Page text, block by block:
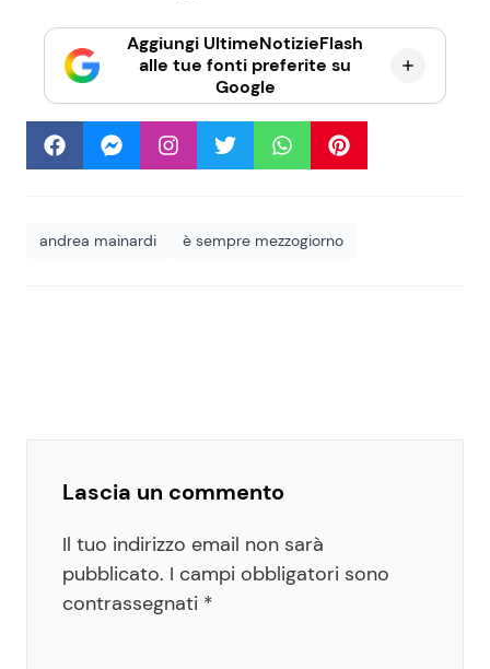
Aggiungi UltimeNotizieFlash
alle tue fonti preferite su
Google
andrea mainardi è sempre mezzogiorno
Lascia un commento
Il tuo indirizzo email non sarà
pubblicato. I campi obbligatori sono
contrassegnati *